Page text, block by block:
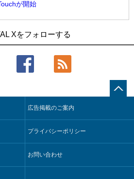
が開始
の研究開始
販売計画策定に向けたAIシステムを本格
：Arm編】チップ自社製造で鍵を握る台
人と機械の役割の再設計”【第3回】
コンクリート充填時の異常を検出する
に実装
エージェントを求めているのか【第25
を組織横断で活用するためのナレッジ
供
Xをフォローする
広告掲載のご案内
プライバシーポリシー
お問い合わせ